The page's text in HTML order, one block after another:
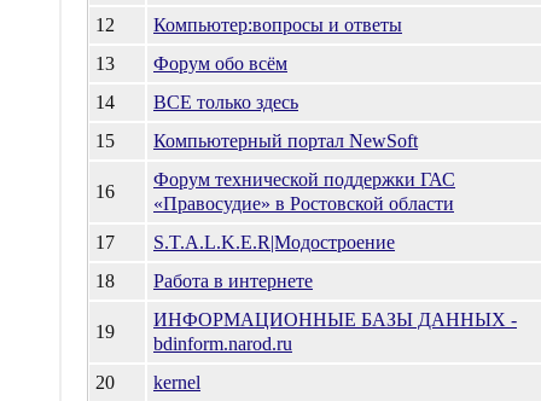
12
Компьютер:вопросы и ответы
13
Форум обо всём
14
ВСЕ только здесь
15
Компьютерный портал NewSoft
16
Форум технической поддержки ГАС
«Правосудие» в Ростовской области
17
S.T.A.L.K.E.R|Модостроение
18
Работа в интернете
19
ИНФОРМАЦИОННЫЕ БАЗЫ ДАННЫХ -
bdinform.narod.ru
20
kernel